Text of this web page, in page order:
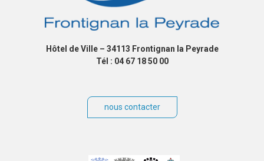
Hôtel de Ville – 34113 Frontignan la Peyrade
Tél : 04 67 18 50 00
nous contacter